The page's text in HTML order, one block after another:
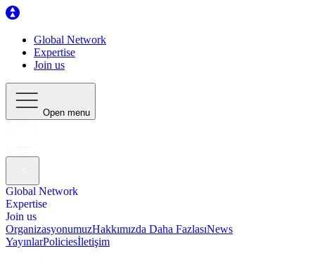
Global Network
Expertise
Join us
Open menu
Global Network
Expertise
Join us
OrganizasyonumuzHakkımızda Daha FazlasıNews
YayınlarPoliciesİletişim